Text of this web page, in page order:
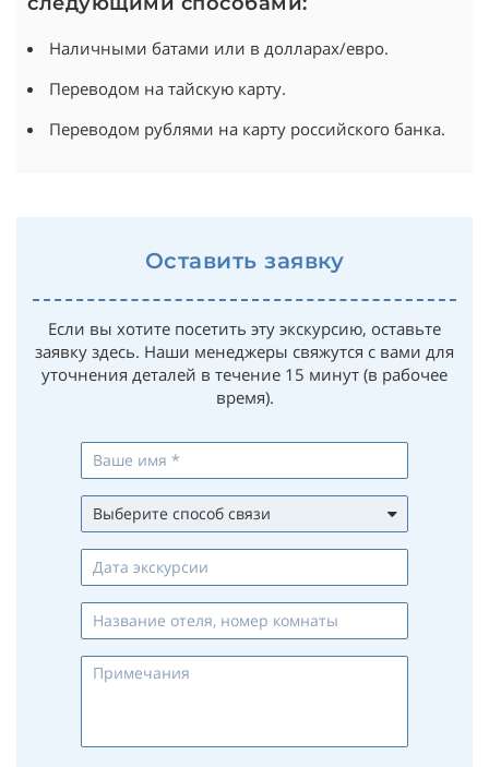
Наличными батами или в долларах/евро.
Переводом на тайскую карту.
Переводом рублями на карту российского банка.
Оставить заявку
Если вы хотите посетить эту экскурсию, оставьте
заявку здесь. Наши менеджеры свяжутся с вами для
уточнения деталей в течение 15 минут (в рабочее
время).
Выберите способ связи